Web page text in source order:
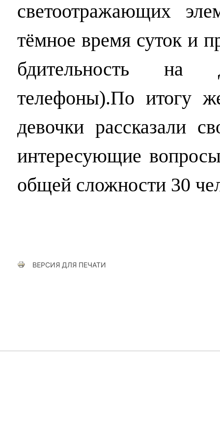
светоотражающих
тёмное время суток и
бдительность на
телефоны).По итогу
девочки рассказали
интересующие
общей сложности 30
ВЕРСИЯ ДЛЯ ПЕЧАТИ